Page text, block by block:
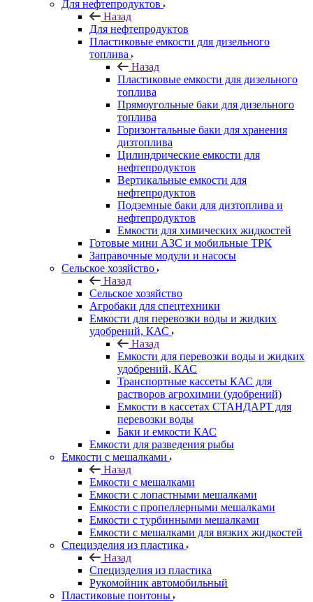
Для нефтепродуктов
Назад
Для нефтепродуктов
Пластиковые емкости для дизельного
топлива
Назад
Пластиковые емкости для дизельного
топлива
Прямоугольные баки для дизельного
топлива
Горизонтальные баки для хранения
дизтоплива
Цилиндрические емкости для
нефтепродуктов
Вертикальные емкости для
нефтепродуктов
Подземные баки для дизтоплива и
нефтепродуктов
Емкости для химических жидкостей
Готовые мини АЗС и мобильные ТРК
Заправочные модули и насосы
Сельское хозяйство
Назад
Сельское хозяйство
Агробаки для спецтехники
Емкости для перевозки воды и жидких
удобрений, КАС
Назад
Емкости для перевозки воды и жидких
удобрений, КАС
Транспортные кассеты КАС для
растворов агрохимии (удобрений)
Емкости в кассетах СТАНДАРТ для
перевозки воды
Баки и емкости КАС
Емкости для разведения рыбы
Емкости с мешалками
Назад
Емкости с мешалками
Емкости с лопастными мешалками
Емкости с пропеллерными мешалками
Емкости с турбинными мешалками
Емкости с мешалками для вязких жидкостей
Специзделия из пластика
Назад
Специзделия из пластика
Рукомойник автомобильный
Пластиковые понтоны